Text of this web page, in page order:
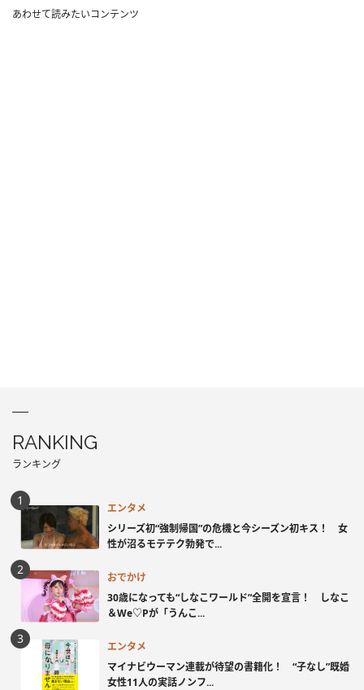
あわせて読みたいコンテンツ
RANKING
ランキング
エンタメ
シリーズ初“強制帰国”の危機と今シーズン初キス！ 女
性が沼るモテテク勃発で...
おでかけ
30歳になっても“しなこワールド”全開を宣言！ しなこ
＆We♡Pが「うんこ...
エンタメ
マイナビウーマン連載が待望の書籍化！ “子なし”既婚
女性11人の実話ノンフ...